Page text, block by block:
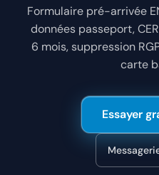
Formulaire pré-arrivée
données passeport,
6 mois, suppression
carte
Essayer